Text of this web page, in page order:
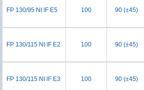
FP 130/95 NI lF E5 100 90 (±45)
FP 130/115 NI lF E2 100 90 (±45)
FP 130/115 NI lF E3 100 90 (±45)